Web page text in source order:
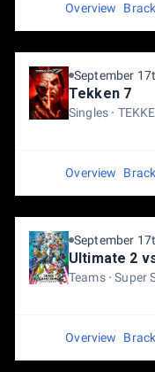
Overview
September
Tekken 7
Singles
Overview
September
Ultimate 2
Teams Super
Overview